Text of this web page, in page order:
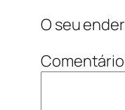
O seu
Comentário